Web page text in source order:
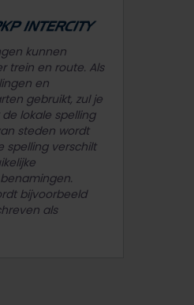
kunnen
trein en route. Als
en
gebruikt, zul je
lokale spelling
steden wordt
spelling verschilt
bijvoorbeeld
als